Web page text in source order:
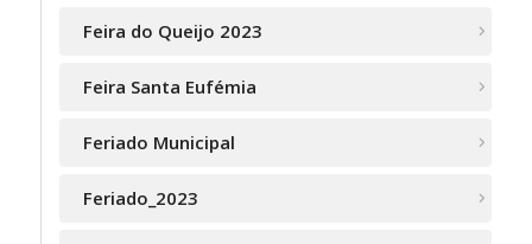
Feira do Queijo 2023
Feira Santa Eufémia
Feriado Municipal
Feriado_2023